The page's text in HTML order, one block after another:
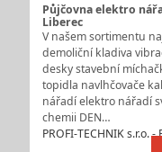
Půjčovna elektro
Liberec
V našem sortimentu
demoliční kladiva
desky stavební
topidla navlhčovače
nářadí elektro nářadí
chemii DEN…
PROFI-TECHNIK